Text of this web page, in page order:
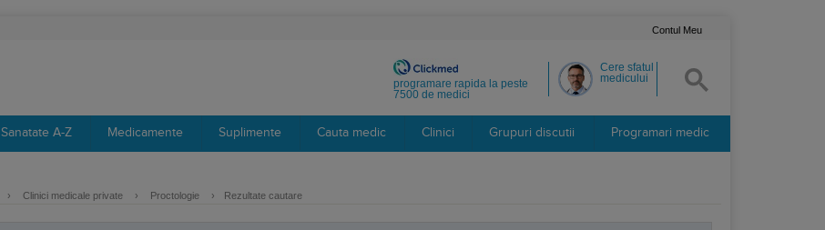
Contul Meu
Cere sfatul
medicului
programare rapida la peste
7500 de medici
Sanatate A-Z Medicamente Suplimente Cauta medic Clinici Grupuri discutii Programari medic
› Clinici medicale private › Proctologie › Rezultate cautare